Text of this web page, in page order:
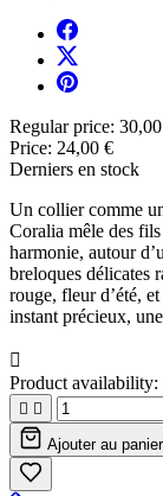
Regular price:
Price: 24,00 €
Derniers en stock
Un collier comme
Coralia mêle des
harmonie, autour
breloques délicates
rouge, fleur d’été,
instant précieux,

Product availability:
 
Ajouter au panier